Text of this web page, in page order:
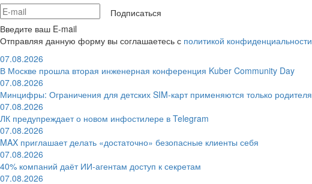
Подписаться
Введите ваш E-mail
Отправляя данную форму вы соглашаетесь с политикой
07.08.2026
В Москве прошла вторая инженерная конференция Kuber Community Day
07.08.2026
Минцифры: Ограничения для детских SIM-карт применяются только
07.08.2026
ЛК предупреждает о новом инфостилере в Telegram
07.08.2026
MAX приглашает делать «достаточно» безопасные клиенты себя
07.08.2026
40% компаний даёт ИИ‑агентам доступ к секретам
07.08.2026